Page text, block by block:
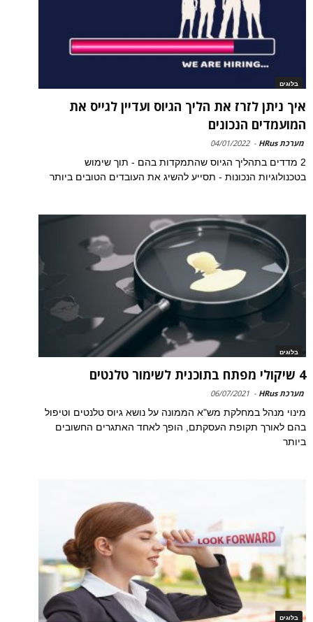
בלוגים
איך ניתן לזרז את הליך הגיוס ועדיין לגייס את
המועמדים הנכונים
מערכת HRus -
04/01/2022
2 מדדים בתהליך הגיוס שהתמקדות בהם - תוך שימוש
בטכנולוגיות הנכונות - תסייע להשיג את העובדים הטובים ביותר
בלוגים
4 שיקולי מפתח בתוכנית לשימור טלנטים
מערכת HRus -
06/07/2021
מינוי מנהל במחלקת מש"א הממונה על נושא גיוס טלנטים וטיפול
בהם לאורך תקופת העסקתם, הופך לאחד האתגרים החשובים
ביותר
בלוגים